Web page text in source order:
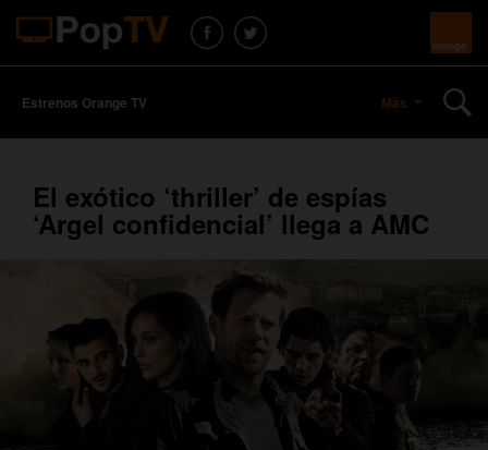
Estrenos Orange TV Más
El exótico ‘thriller’ de espías
‘Argel confidencial’ llega a AMC